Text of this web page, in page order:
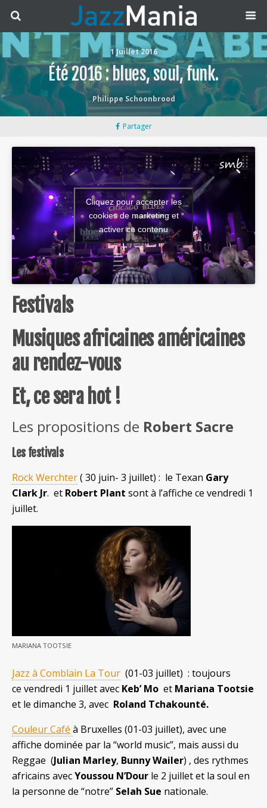
1 Juillet 2016
Été 2016 : blues, soul, funk.
Philippe Schoonbrood
Partager
Cliquez pour accepter les
cookies de marketing et
activer ce contenu
Festivals
Musiques africaines américaines
au rendez-vous
Et, ce sera hot !
Les propositions de Robert Sacre
Les festivals
Rock Werchter( 30 juin- 3 juillet) : le Texan Gary
Clark Jr. et Robert Plant sont à l’affiche ce vendredi 1
juillet.
MARIANA TOOTSIE
Jazz à Comblain La Tour (01-03 juillet) : toujours
ce vendredi 1 juillet avec Keb’ Mo et Mariana Tootsie
et le dimanche 3, avec Roland Tchakounté.
Couleur Café à Bruxelles (01-03 juillet), avec une
affiche dominée par la “world music”, mais aussi du
Reggae (Julian Marley, Bunny Wailer) , des rythmes
africains avecYoussou N’Dour le 2 juillet et la soul en
la personne de “notre” Selah Sue nationale.